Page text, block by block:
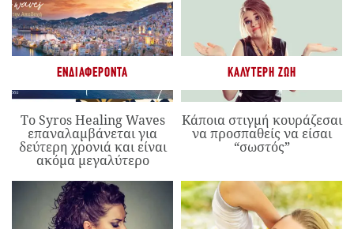
ΕΝΔΙΑΦΈΡΟΝΤΑ
Το Syros Healing Waves
επαναλαμβάνεται για
δεύτερη χρονιά και είναι
ακόμα μεγαλύτερο
ΚΑΛΎΤΕΡΗ ΖΩΉ
Κάποια στιγμή κουράζεσαι
να προσπαθείς να είσαι
“σωστός”